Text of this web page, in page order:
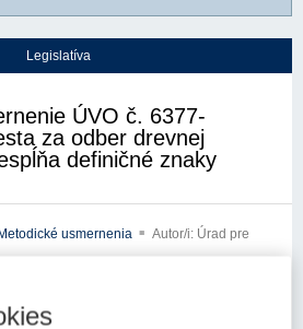
Legislatíva
ÚVO č. 6377-
za odber drevnej
definičné znaky
Metodické usmernenia
Autor/i: Úrad pre